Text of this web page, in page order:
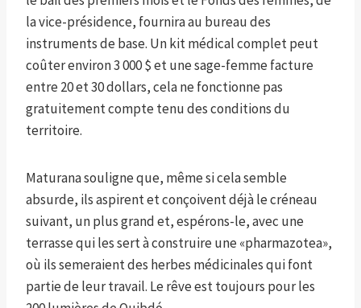
la vice-présidence, fournira au bureau des
instruments de base. Un kit médical complet peut
coûter environ 3 000 $ et une sage-femme facture
entre 20 et 30 dollars, cela ne fonctionne pas
gratuitement compte tenu des conditions du
territoire.
Maturana souligne que, même si cela semble
absurde, ils aspirent et conçoivent déjà le créneau
suivant, un plus grand et, espérons-le, avec une
terrasse qui les sert à construire une «pharmazotea»,
où ils semeraient des herbes médicinales qui font
partie de leur travail. Le rêve est toujours pour les